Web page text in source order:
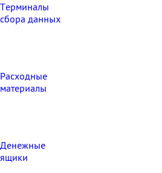
Терминалы
сбора данных
Расходные
материалы
Денежные
ящики